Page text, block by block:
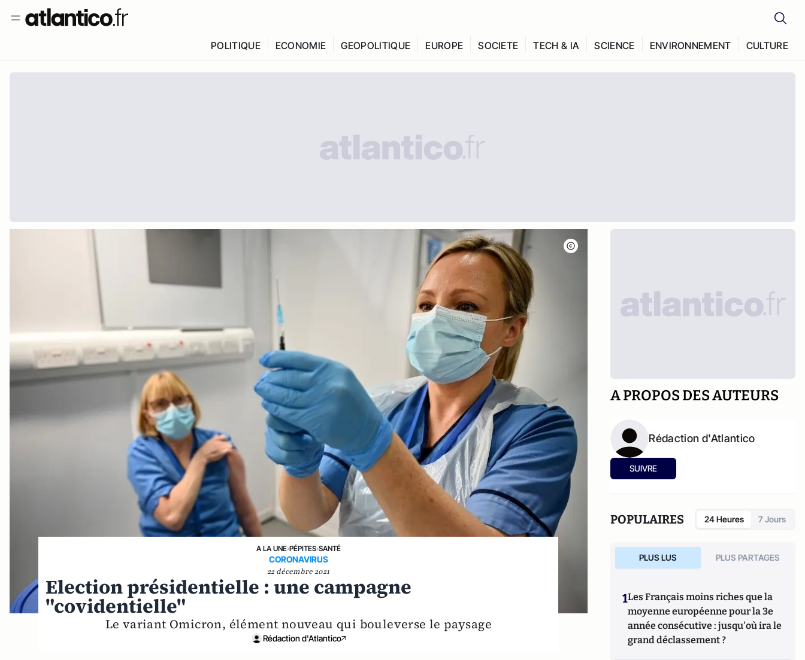
POLITIQUE ECONOMIE GEOPOLITIQUE EUROPE SOCIETE TECH & IA SCIENCE ENVIRONNEMENT CULTURE
A LA UNE›PÉPITES›SANTÉ
CORONAVIRUS
22 décembre 2021
Election présidentielle : une campagne
"covidentielle"
Le variant Omicron, élément nouveau qui bouleverse le paysage
Rédaction d'Atlantico
A PROPOS DES AUTEURS
Rédaction d'Atlantico
SUIVRE
POPULAIRES 24 Heures 7 Jours
PLUS LUS PLUS PARTAGES
1Les Français moins riches que la
moyenne européenne pour la 3e
année consécutive : jusqu'où ira le
grand déclassement ?